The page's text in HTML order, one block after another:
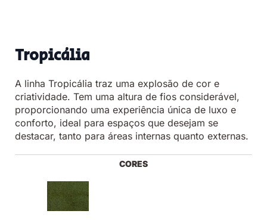
Tropicália
A linha Tropicália traz uma explosão de cor e
criatividade. Tem uma altura de fios considerável,
proporcionando uma experiência única de luxo e
conforto, ideal para espaços que desejam se
destacar, tanto para áreas internas quanto externas.
CORES